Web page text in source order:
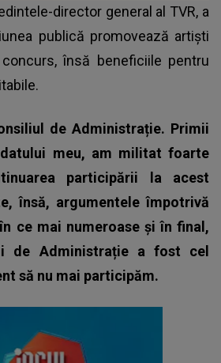
director general al TVR, a
publică promovează artiști
însă beneficiile pentru
de Administrație. Primii
meu, am militat foarte
participării la acest
însă, argumentele împotrivă
ce mai numeroase și în final,
de Administrație a fost cel
să nu mai participăm.